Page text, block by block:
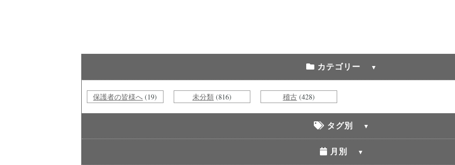
カテゴリー
保護者の皆様へ (19) 未分類(816) 稽古(428)
タグ別
月別